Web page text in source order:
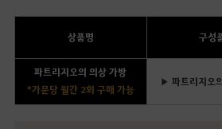
상품명 구성
파트리지오의 의상 가방
*가문당 월간 2회 구매 가능
▶ 파트리지오